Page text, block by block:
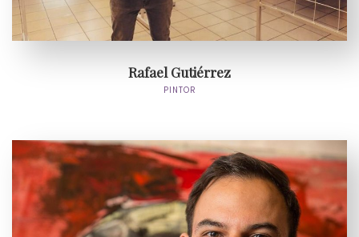
Rafael Gutiérrez
PINTOR